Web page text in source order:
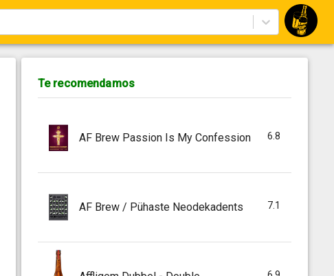
Te recomendamos
AF Brew Passion Is My Confession 6.8
AF Brew / Pühaste Neodekadents 7.1